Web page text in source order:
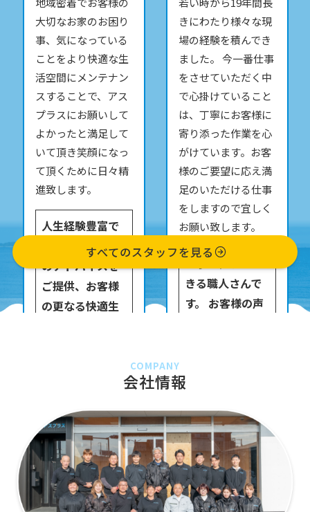
大切なお家のお困り
事、気になっている
ことをより快適な生
活空間にメンテナン
スすることで、アス
プラスにお願いして
よかったと満足して
いて頂き笑顔になっ
て頂くために日々精
進致します。
人生経験豊富で
様々な角度から
のアドバイスを
ご提供、お客様
の更なる快適生
きにわたり様々な現
場の経験を積んでき
ました。 今一番仕事
をさせていただく中
で心掛けていること
は、丁寧にお客様に
寄り添った作業を心
がけています。お客
様のご要望に応え満
足のいただける仕事
をしますので宜しく
お願い致します。
丁寧な仕事がで
きる職人さんで
す。 お客様の声
吉田です。
すべてのスタッフを見る
COMPANY
会社情報